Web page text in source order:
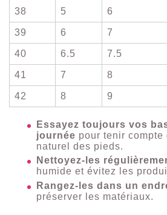
38 5 6
39 6 7
40 6.5 7.5
41 7 8
42 8 9
Essayez toujours vos
journée pour tenir compte
naturel des pieds.
Nettoyez-les
humide et évitez les
Rangez-les dans un
préserver les matériaux.